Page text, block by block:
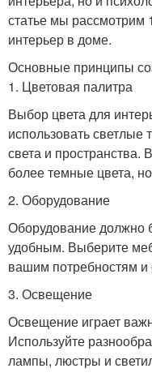
статье мы рассмотрим
интерьер в доме.
Основные принципы
1. Цветовая палитра
Выбор цвета для
использовать
света и пространства.
более темные цвета,
2. Оборудование
Оборудование должно
удобным. Выберите
вашим потребностям и
3. Освещение
Освещение играет
Используйте
лампы, люстры и